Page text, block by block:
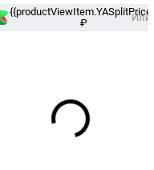
в
Сплит
₽
Или